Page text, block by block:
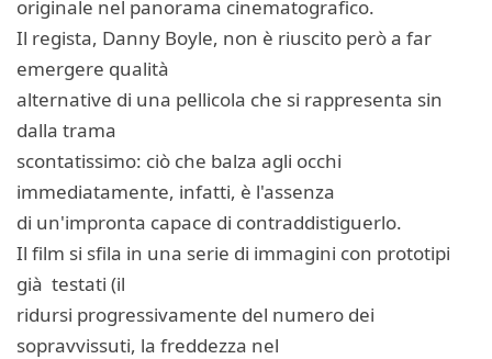
originale nel panorama cinematografico.
Il regista, Danny Boyle, non è riuscito però a far
emergere qualità
alternative di una pellicola che si rappresenta sin
dalla trama
scontatissimo: ciò che balza agli occhi
immediatamente, infatti, è l'assenza
di un'impronta capace di contraddistiguerlo.
Il film si sfila in una serie di immagini con prototipi
già testati (il
ridursi progressivamente del numero dei
sopravvissuti, la freddezza nel